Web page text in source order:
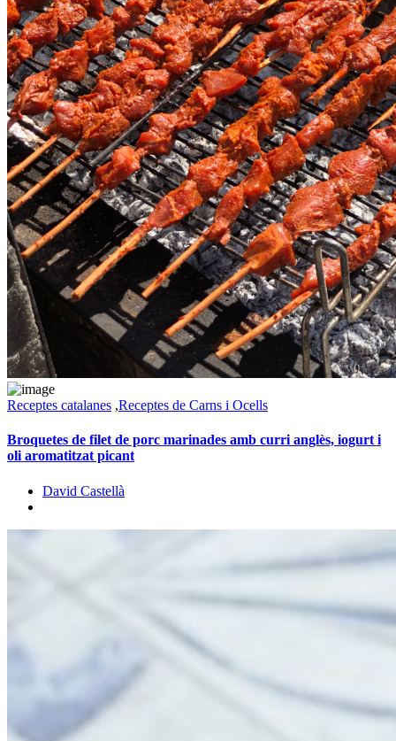
Receptes catalanes ,Receptes de Carns i Ocells
Broquetes de filet de porc marinades amb curri anglès, iogurt i
oli aromatitzat picant
David Castellà